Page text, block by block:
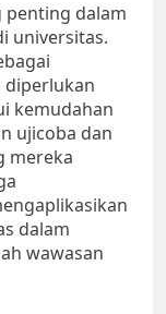
dalam
universitas.
diperlukan
kemudahan
ujicoba dan
mereka
dalam
wawasan